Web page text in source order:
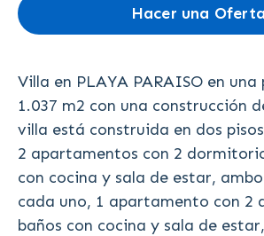
Hacer una Oferta
Villa en PLAYA PARAISO en una
1.037 m2 con una construcción
villa está construida en dos
2 apartamentos con 2
con cocina y sala de estar,
cada uno, 1 apartamento con 2
baños con cocina y sala de